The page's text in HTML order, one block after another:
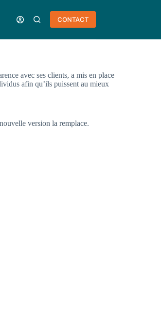
CONTACT
avec ses clients, a mis en place
afin qu’ils puissent au mieux
version la remplace.